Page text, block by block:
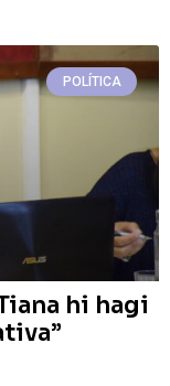
POLÍTICA
hi hagi